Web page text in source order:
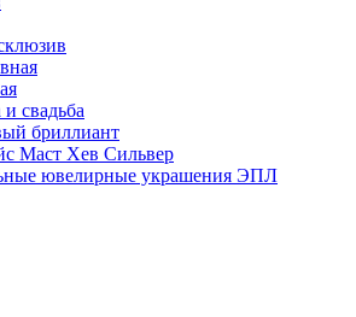
свадьба
бриллиант
Маст Хев Сильвер
ювелирные украшения ЭПЛ